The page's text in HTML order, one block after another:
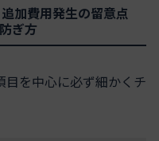
加費用発生の留意点
ぎ方
目を中心に必ず細かくチ